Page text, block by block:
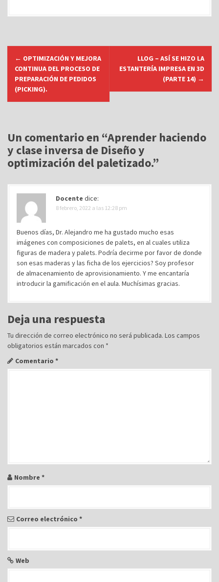
g
c
i
ó
d
s
← OPTIMIZACIÓN Y MEJORA
CONTINUA DEL PROCESO DE
PREPARACIÓN DE PEDIDOS
(PICKING).
LLOG – ASÍ SE HIZO LA
ESTANTERÍA IMPRESA EN 3D
(PARTE 14) →
Un comentario en “Aprender haciendo
y clase inversa de Diseño y
optimización del paletizado.”
Docente dice:
8 febrero, 2022 a las 12:28 pm
Buenos días, Dr. Alejandro me ha gustado mucho esas
imágenes con composiciones de palets, en al cuales utiliza
figuras de madera y palets. Podría decirme por favor de donde
son esas maderas y las ficha de los ejercicios? Soy profesor
de almacenamiento de aprovisionamiento. Y me encantaría
introducir la gamificación en el aula. Muchísimas gracias.
Deja una respuesta
Tu dirección de correo electrónico no será publicada. Los campos
obligatorios están marcados con *
Comentario *
Nombre *
Correo electrónico *
Web